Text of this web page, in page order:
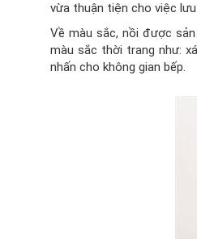
vừa thuận tiện cho việc
Về màu sắc, nồi được
màu sắc thời trang như:
nhấn cho không gian bếp.